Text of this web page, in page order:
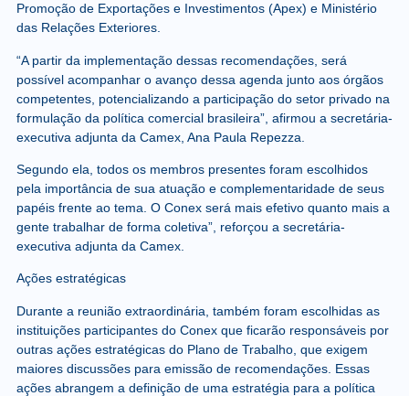
Promoção de Exportações e Investimentos (Apex) e Ministério
das Relações Exteriores.
“A partir da implementação dessas recomendações, será
possível acompanhar o avanço dessa agenda junto aos órgãos
competentes, potencializando a participação do setor privado na
formulação da política comercial brasileira”, afirmou a secretária-
executiva adjunta da Camex, Ana Paula Repezza.
Segundo ela, todos os membros presentes foram escolhidos
pela importância de sua atuação e complementaridade de seus
papéis frente ao tema. O Conex será mais efetivo quanto mais a
gente trabalhar de forma coletiva”, reforçou a secretária-
executiva adjunta da Camex.
Ações estratégicas
Durante a reunião extraordinária, também foram escolhidas as
instituições participantes do Conex que ficarão responsáveis por
outras ações estratégicas do Plano de Trabalho, que exigem
maiores discussões para emissão de recomendações. Essas
ações abrangem a definição de uma estratégia para a política